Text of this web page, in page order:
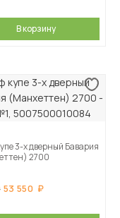
В корзину
3-х дверный Бавария
2700
53 550